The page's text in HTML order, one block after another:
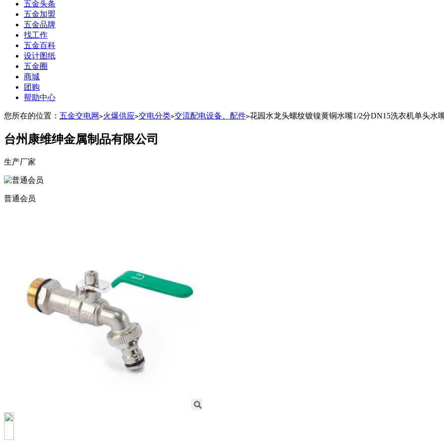
五金头条
五金加盟
五金品牌
找工作
五金百科
设计图纸
五金圈
商城
团购
帮助中心
您所在的位置： 五金交电网 >火爆供应>交电分类>交流配电设备、配件>花园水龙头螺纹镀镍黄铜水嘴1/2分DN15洗衣机单头水
台州康维绅金属制品有限公司
生产厂家
普通会员